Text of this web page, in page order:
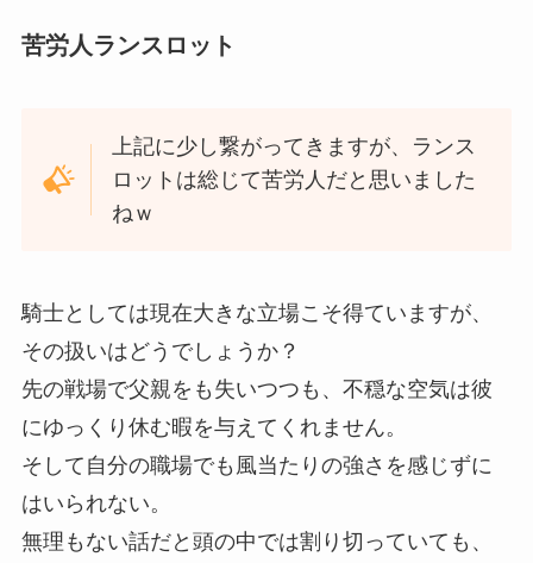
苦労人ランスロット
上記に少し繋がってきますが、ランス
ロットは総じて苦労人だと思いました
ねｗ
騎士としては現在大きな立場こそ得ていますが、
その扱いはどうでしょうか？
先の戦場で父親をも失いつつも、不穏な空気は彼
にゆっくり休む暇を与えてくれません。
そして自分の職場でも風当たりの強さを感じずに
はいられない。
無理もない話だと頭の中では割り切っていても、